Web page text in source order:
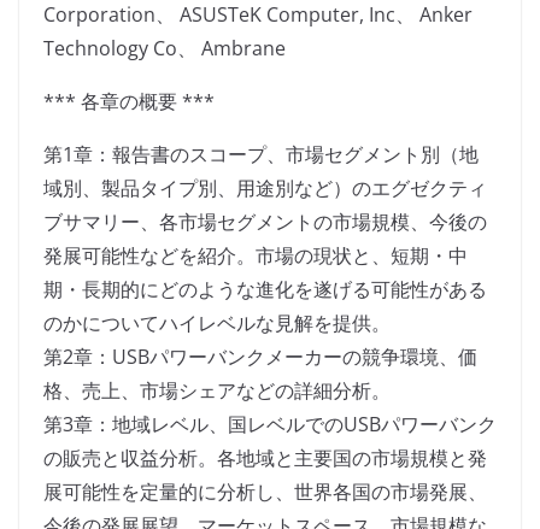
Corporation、 ASUSTeK Computer, Inc、 Anker
Technology Co、 Ambrane
*** 各章の概要 ***
第1章：報告書のスコープ、市場セグメント別（地
域別、製品タイプ別、用途別など）のエグゼクティ
ブサマリー、各市場セグメントの市場規模、今後の
発展可能性などを紹介。市場の現状と、短期・中
期・長期的にどのような進化を遂げる可能性がある
のかについてハイレベルな見解を提供。
第2章：USBパワーバンクメーカーの競争環境、価
格、売上、市場シェアなどの詳細分析。
第3章：地域レベル、国レベルでのUSBパワーバンク
の販売と収益分析。各地域と主要国の市場規模と発
展可能性を定量的に分析し、世界各国の市場発展、